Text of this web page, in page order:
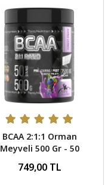
BCAA 2:1:1 Orman
Meyveli 500 Gr - 50
749,00 TL